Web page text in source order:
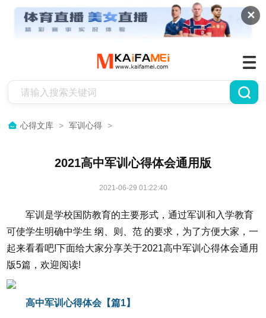
✕
心得文库 > 军训心得 >
2021高中军训心得体会通用版
2021-06-29 01:22:40
军训是学校国防教育的主要形式，通过军训和入学教育
可使学生明确中学生 纲、则、范 的要求，为了方便大家，一
起来看看吧!下面给大家分享关于2021高中军训心得体会通用
版5篇，欢迎阅读!
高中军训心得体会【篇1】